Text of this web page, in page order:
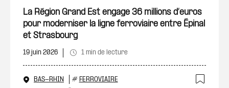
La Région Grand Est engage 36 millions d’euros
pour moderniser la ligne ferroviaire entre Épinal
et Strasbourg
19 juin 2026 1 min de lecture
BAS-RHIN # FERROVIAIRE